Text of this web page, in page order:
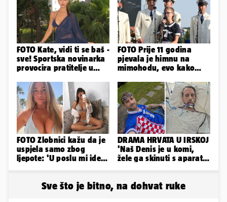
FOTO Kate, vidi ti se baš -
sve! Sportska novinarka
provocira pratitelje u
FOTO Prije 11 godina
pjevala je himnu na
mimohodu, evo kako
Negovetić
FOTO Zlobnici kažu da je
uspjela samo zbog
ljepote: 'U poslu mi ide
DRAMA HRVATA U IRSKOJ
'Naš Denis je u komi,
žele ga skinuti s aparata!
Sve što je bitno, na dohvat ruke